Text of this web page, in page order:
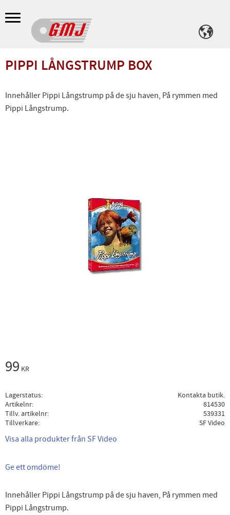
Meny
PIPPI LÅNGSTRUMP BOX
Innehåller Pippi Långstrump på de sju haven, På rymmen med
Pippi Långstrump.
99 KR
Lagerstatus
Kontakta butik.
Artikelnr
814530
Tillv. artikelnr
539331
Tillverkare
SF Video
Visa alla produkter från SF Video
Ge ett omdöme!
Innehåller Pippi Långstrump på de sju haven, På rymmen med
Pippi Långstrump.